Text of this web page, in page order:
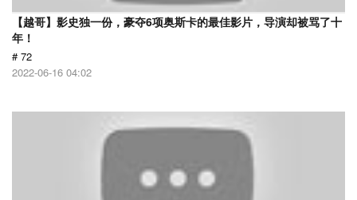
【越哥】影史独一份，豪夺6项奥斯卡的最佳影片，导演却被骂了十
年！
# 72
2022-06-16 04:02